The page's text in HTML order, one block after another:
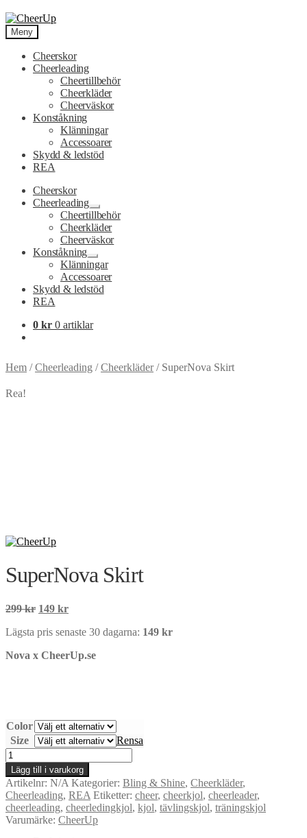
Hoppa
till
navigering
Hoppa
till
innehåll
Meny
Cheerskor
Cheerleading
Cheertillbehör
Cheerkläder
Cheerväskor
Konståkning
Klänningar
Accessoarer
Skydd & ledstöd
REA
Cheerskor
Cheerleading
Expandera
undermeny
Cheertillbehör
Cheerkläder
Cheerväskor
Konståkning
Expandera
undermeny
Klänningar
Accessoarer
Skydd & ledstöd
REA
0 kr 0 artiklar
Hem /Cheerleading /Cheerkläder/ SuperNova Skirt
Rea!
SuperNova Skirt
299kr Det
priset
299 kr.
149 krDet
priset
149 kr.
Lägsta pris senaste 30 dagarna: 149 kr
Nova x CheerUp.se
Color
Size
Rensa
SuperNova
Skirt
mängd
Lägg till i varukorg
Artikelnr: N/A Kategorier: Bling & Shine, Cheerkläder,
Cheerleading, REA Etiketter: cheer, cheerkjol, cheerleader,
cheerleading, cheerledingkjol, kjol, tävlingskjol, träningskjol
Varumärke: CheerUp